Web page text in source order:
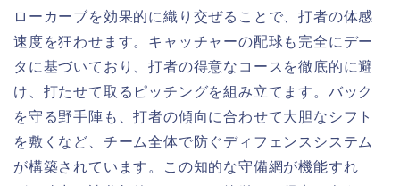
ローカーブを効果的に織り交ぜることで、打者の体感
速度を狂わせます。キャッチャーの配球も完全にデー
タに基づいており、打者の得意なコースを徹底的に避
け、打たせて取るピッチングを組み立てます。バック
を守る野手陣も、打者の傾向に合わせて大胆なシフト
を敷くなど、チーム全体で防ぐディフェンスシステム
が構築されています。この知的な守備網が機能すれ